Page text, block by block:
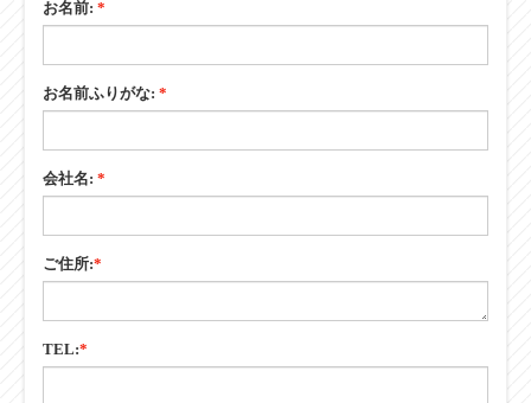
お名前: *
お名前ふりがな: *
会社名: *
ご住所:*
TEL:*